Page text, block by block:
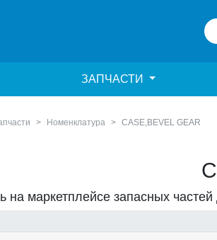
ЗАПЧАСТИ
Номенклатура CASE,BEVEL GEAR
на маркетплейсе запасных частей